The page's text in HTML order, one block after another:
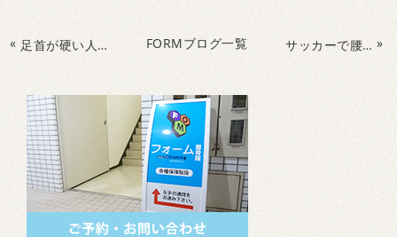
« 足首が硬い人必見！タオルを使った足首の可動域改善エクササイズ！ FORMブログ一覧 サッカーで腰を痛める人必見！体幹部を鍛えるトレーニング！ »